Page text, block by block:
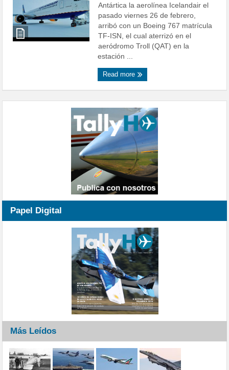
Antártica la aerolínea Icelandair el
pasado viernes 26 de febrero,
arribó con un Boeing 767 matrícula
TF-ISN, el cual aterrizó en el
aeródromo Troll (QAT) en la
estación ...
Read more
Papel Digital
Más Leídos